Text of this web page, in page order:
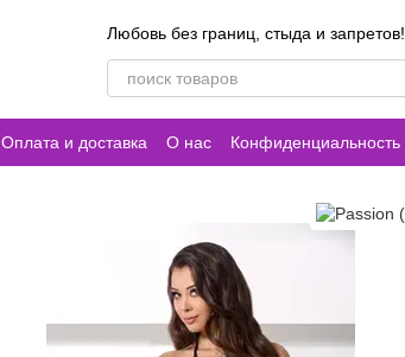
Любовь без границ, стыда и запретов!
Оплата и доставка О нас Конфиденциальность
Контакты